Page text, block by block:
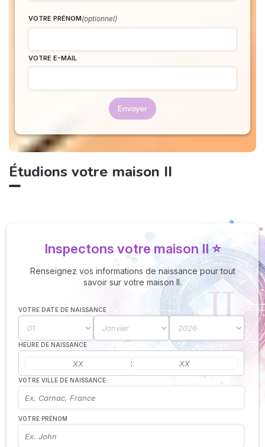
VOTRE PRÉNOM(optionnel)
VOTRE E-MAIL
Envoyer
Étudions votre maison II
Inspectons votre maison II ⭐
Renseignez vos informations de naissance pour tout
savoir sur votre maison II.
VOTRE DATE DE NAISSANCE
HEURE DE NAISSANCE
:
VOTRE VILLE DE NAISSANCE
VOTRE PRÉNOM